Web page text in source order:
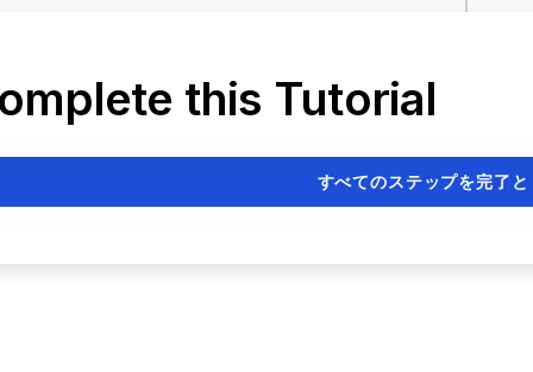
this Tutorial
すべてのステップを完了と